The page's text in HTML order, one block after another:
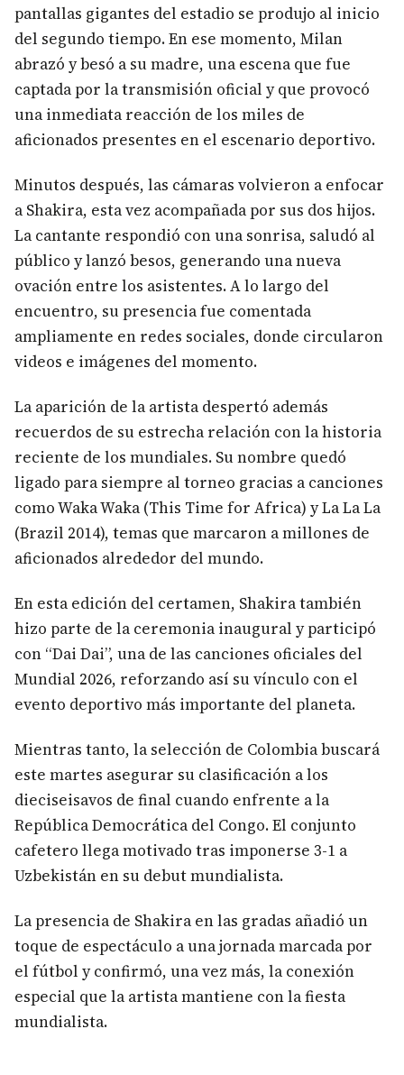
pantallas gigantes del estadio se produjo al inicio
del segundo tiempo. En ese momento, Milan
abrazó y besó a su madre, una escena que fue
captada por la transmisión oficial y que provocó
una inmediata reacción de los miles de
aficionados presentes en el escenario deportivo.
Minutos después, las cámaras volvieron a enfocar
a Shakira, esta vez acompañada por sus dos hijos.
La cantante respondió con una sonrisa, saludó al
público y lanzó besos, generando una nueva
ovación entre los asistentes. A lo largo del
encuentro, su presencia fue comentada
ampliamente en redes sociales, donde circularon
videos e imágenes del momento.
La aparición de la artista despertó además
recuerdos de su estrecha relación con la historia
reciente de los mundiales. Su nombre quedó
ligado para siempre al torneo gracias a canciones
como Waka Waka (This Time for Africa) y La La La
(Brazil 2014), temas que marcaron a millones de
aficionados alrededor del mundo.
En esta edición del certamen, Shakira también
hizo parte de la ceremonia inaugural y participó
con “Dai Dai”, una de las canciones oficiales del
Mundial 2026, reforzando así su vínculo con el
evento deportivo más importante del planeta.
Mientras tanto, la selección de Colombia buscará
este martes asegurar su clasificación a los
dieciseisavos de final cuando enfrente a la
República Democrática del Congo. El conjunto
cafetero llega motivado tras imponerse 3-1 a
Uzbekistán en su debut mundialista.
La presencia de Shakira en las gradas añadió un
toque de espectáculo a una jornada marcada por
el fútbol y confirmó, una vez más, la conexión
especial que la artista mantiene con la fiesta
mundialista.